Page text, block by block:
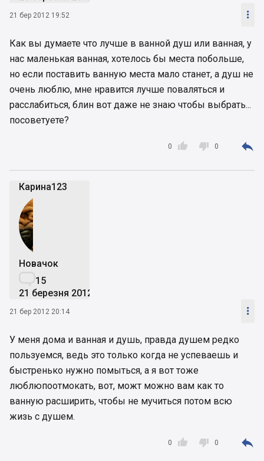
21 бер 2012 19:52 
Как вы думаете что лучше в ванной душ или ванная, у
нас маленькая ванная, хотелось бы места побольше,
но если поставить ванную места мало станет, а душ не
очень люблю, мне нравится лучше поваляться и
расслабиться, блин вот даже не знаю чтобы выбрать...
посоветуете?

0  0 
Карина123
Новачок
15
21 березня 2012
21 бер 2012 20:14 
У меня дома и ванная и душь, правда душем редко
пользуемся, ведь это только когда не успеваешь и
быстренько нужно помыться, а я вот тоже
люблюпоотмокать, вот, можт можно вам как то
ванную расширить, чтобы не мучиться потом всю
жизь с душем.

0  0 